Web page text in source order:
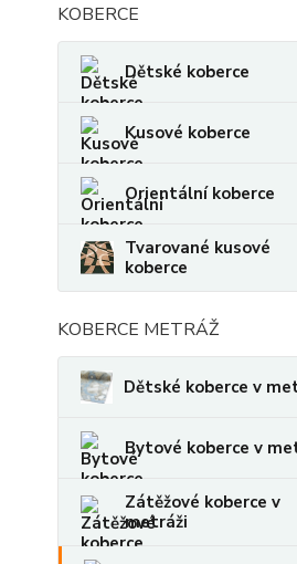
KOBERCE
Dětské koberce
Kusové koberce
Orientální koberce
Tvarované kusové
koberce
KOBERCE METRÁŽ
Dětské koberce v
Bytové koberce v
Zátěžové koberce v
metráži